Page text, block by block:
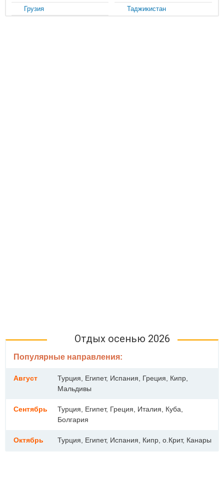
Грузия
Таджикистан
Отдых осенью 2026
Популярные направления:
Август
Турция, Египет, Испания, Греция, Кипр,
Мальдивы
Сентябрь
Турция, Египет, Греция, Италия, Куба,
Болгария
Октябрь Турция, Египет, Испания, Кипр, о.Крит, Канары